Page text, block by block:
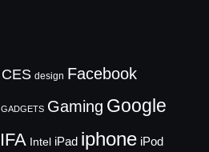
CES design Facebook
GADGETS Gaming Google
IFA Intel iPad iphone iPod